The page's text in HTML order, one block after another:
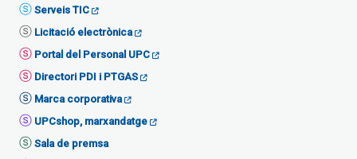
Serveis TIC
Licitació electrònica
Portal del Personal UPC
Directori PDI i PTGAS
Marca corporativa
UPCshop, marxandatge
Sala de premsa